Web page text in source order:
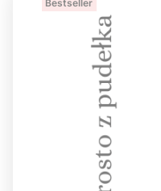
Bestseller